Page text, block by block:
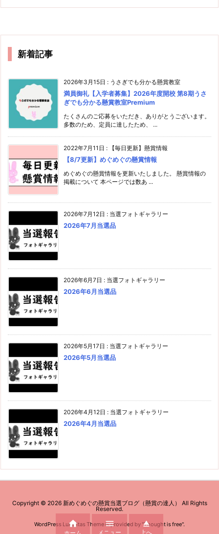
新着記事
2026年3月15日 : うさぎでも分かる懸賞教室
満員御礼【入学者募集】2026年度開校 第8期うさ
ぎでも分かる懸賞教室Premium
たくさんのご応募をいただき、ありがとうございます。
多数のため、定員に達したため、 ...
2022年7月11日 : 【毎日更新】懸賞情報
【8/7更新】めぐめぐの懸賞情報
めぐめぐの懸賞情報を更新いたしました。 懸賞情報の
掲載について 本ページでは数あ ...
2026年7月12日 : 当選フォトギャラリー
2026年7月当選品
2026年6月7日 : 当選フォトギャラリー
2026年6月当選品
2026年5月17日 : 当選フォトギャラリー
2026年5月当選品
2026年4月12日 : 当選フォトギャラリー
2026年4月当選品
Copyright © 2026 新めぐめぐの懸賞当選ブログ（懸賞の達人）
All Rights
Reserved.
WordPress Luxeritas Theme is provided by "Thought is free".
 
メニュー

上へ